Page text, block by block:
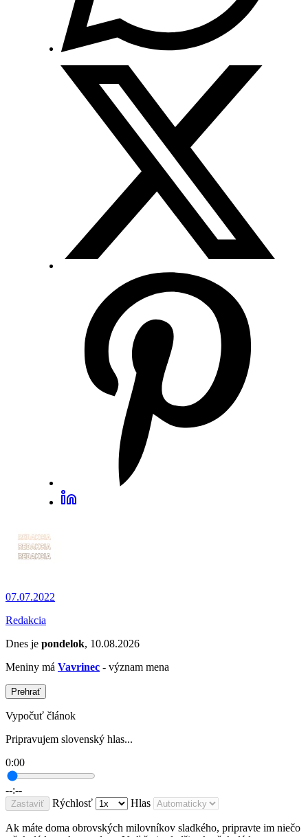
07.07.2022
Redakcia
Dnes je pondelok, 10.08.2026
Meniny má Vavrinec - význam mena
Prehrať
Vypočuť článok
Pripravujem slovenský hlas...
0:00
--:--
Zastaviť Rýchlosť Hlas
Ak máte doma obrovských milovníkov sladkého, pripravte im niečo